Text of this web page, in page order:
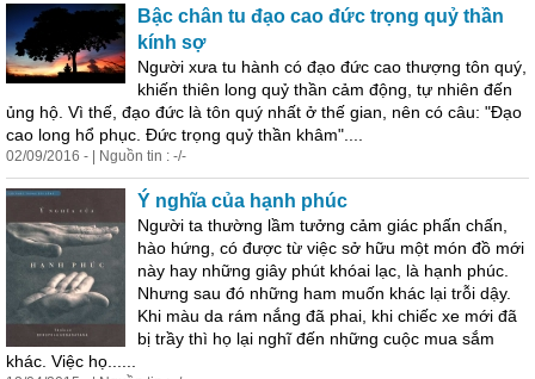
Bậc chân tu đạo cao đức trọng quỷ thần
kính sợ
Người xưa tu hành có đạo đức cao thượng tôn quý,
khiến thiên long quỷ thần cảm động, tự nhiên đến
ủng hộ. Vì thế, đạo đức là tôn quý nhất ở thế gian, nên có câu: "Đạo
cao long hổ phục. Đức trọng quỷ thần khâm"....
02/09/2016 - | Nguồn tin : -/-
Ý nghĩa của hạnh phúc
Người ta thường lầm tưởng cảm giác phấn chấn,
hào hứng, có được từ việc sở hữu một món đồ mới
này hay những giây phút khóai lạc, là hạnh phúc.
Nhưng sau đó những ham muốn khác lại trỗi dậy.
Khi màu da rám nắng đã phai, khi chiếc xe mới đã
bị trầy thì họ lại nghĩ đến những cuộc mua sắm
khác. Việc họ......